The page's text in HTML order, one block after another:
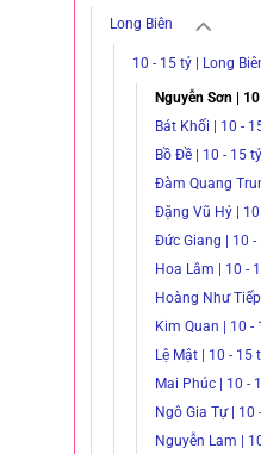
Long Biên
10 - 15 tỷ | Long
Nguyễn Sơn |
Bát Khối | 10 -
Bồ Đề | 10 - 15 tỷ
Đàm Quang
Đặng Vũ Hỷ |
Đức Giang | 10 -
Hoa Lâm | 10 -
Hoàng Như
Kim Quan | 10 -
Lệ Mật | 10 - 15
Mai Phúc | 10 -
Ngô Gia Tự | 10
Nguyễn Lam |